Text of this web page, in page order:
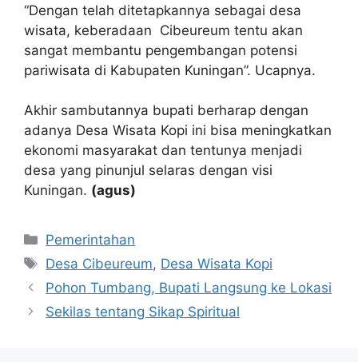
“Dengan telah ditetapkannya sebagai desa
wisata, keberadaan Cibeureum tentu akan
sangat membantu pengembangan potensi
pariwisata di Kabupaten Kuningan”. Ucapnya.
Akhir sambutannya bupati berharap dengan
adanya Desa Wisata Kopi ini bisa meningkatkan
ekonomi masyarakat dan tentunya menjadi
desa yang pinunjul selaras dengan visi
Kuningan. (agus)
Kategori
Pemerintahan
Tag
Desa Cibeureum, Desa Wisata Kopi
Pohon Tumbang, Bupati Langsung ke Lokasi
Sekilas tentang Sikap Spiritual